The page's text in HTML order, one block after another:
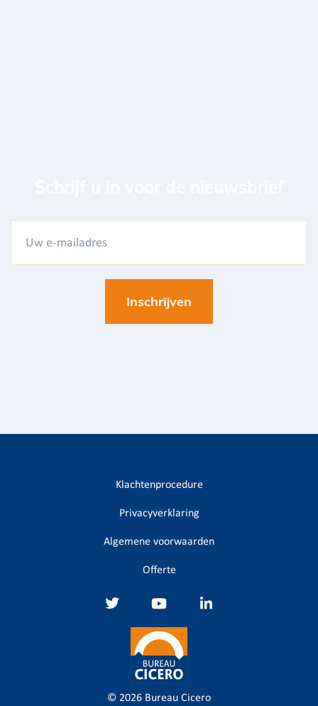
© 2026 Bureau Cicero
Klachtenprocedure
Privacyverklaring
Algemene voorwaarden
Offerte